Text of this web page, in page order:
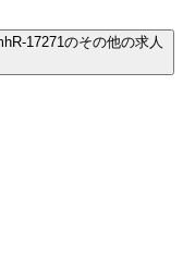
17271のその他の求人